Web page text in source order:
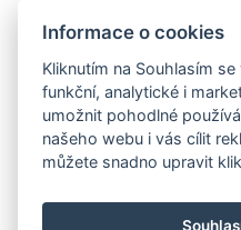
Praha 6 / Koučink
IČO: 42910391
Facebook
Informace o cookies
Kliknutím na Souhlasím
funkční, analytické i
umožnit pohodlné
našeho webu i vás cílit
můžete snadno upravit